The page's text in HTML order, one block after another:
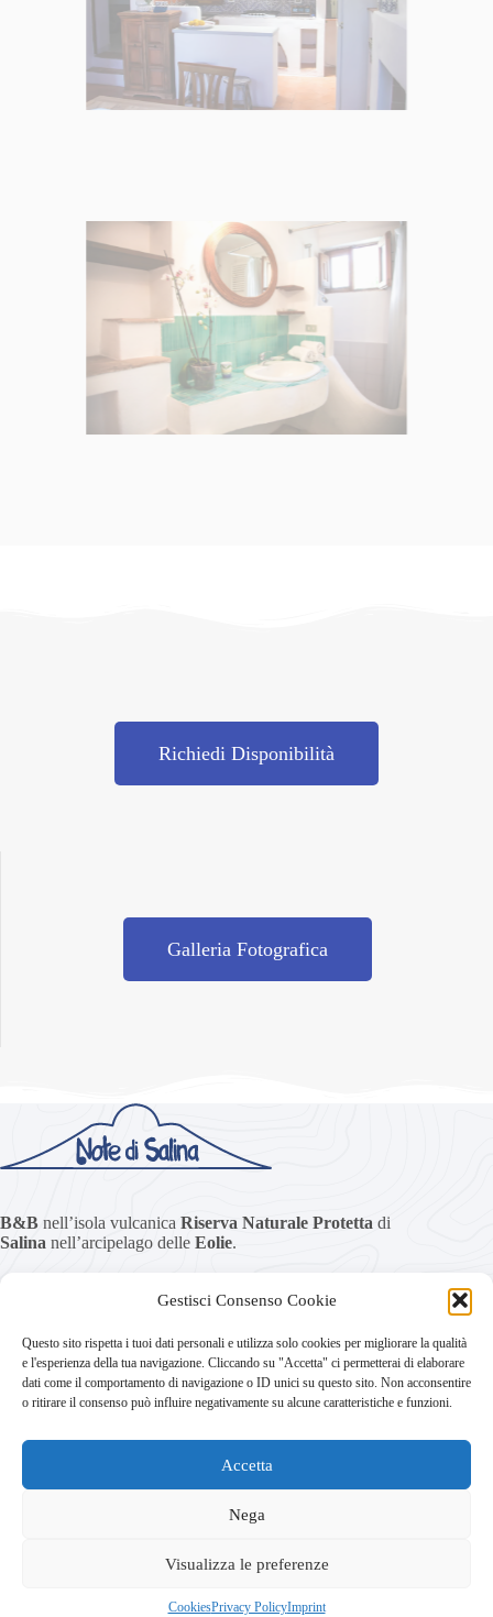
Gestisci Consenso Cookie
Questo sito rispetta i tuoi dati personali e utilizza solo cookies per migliorare la qualità
e l'esperienza della tua navigazione. Cliccando su "Accetta" ci permetterai di elaborare
dati come il comportamento di navigazione o ID unici su questo sito. Non acconsentire
o ritirare il consenso può influire negativamente su alcune caratteristiche e funzioni.
Accetta
Nega
Visualizza le preferenze
CookiesPrivacy PolicyImprint
Richiedi Disponibilità
Galleria Fotografica
B&B nell’isola vulcanica Riserva Naturale Protetta di
Salina nell’arcipelago delle Eolie.
News
Privacy Policy
Cookies
Disconoscimento
Note di Salina